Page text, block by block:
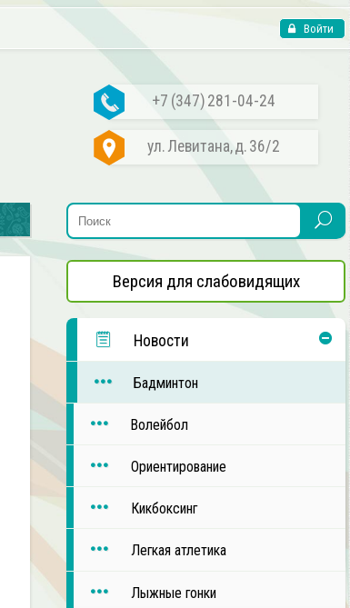
Войти
+7 (347) 281-04-24
ул. Левитана, д. 36/2
Версия для слабовидящих
Новости
Бадминтон
Волейбол
Ориентирование
Кикбоксинг
Легкая атлетика
Лыжные гонки